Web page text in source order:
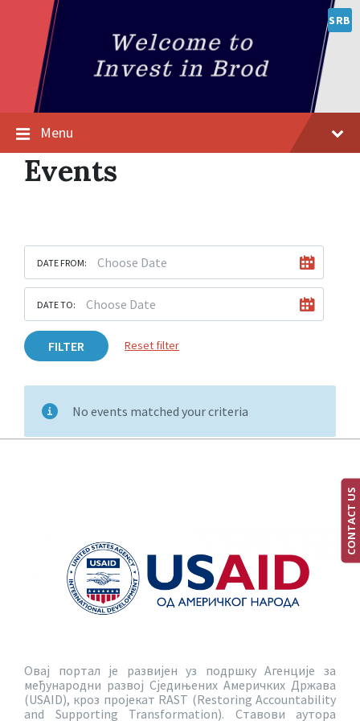
SRB
Menu
Events
DATE FROM:
DATE TO:
FILTER Reset filter
No events matched your criteria
Овај портал је развијен уз подршку Агенције за
међународни развој Сједињених Америчких Држава
(USAID), кроз пројекат RAST (Restoring Accountability
and Supporting Transformation). Ставови аутора
CONTACT US